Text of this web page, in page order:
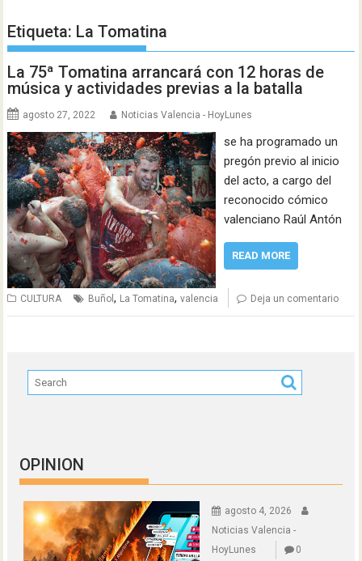
Etiqueta: La Tomatina
La 75ª Tomatina arrancará con 12 horas de
música y actividades previas a la batalla
agosto 27, 2022 Noticias Valencia - HoyLunes
se ha programado un
pregón previo al inicio
del acto, a cargo del
reconocido cómico
valenciano Raúl Antón
READ MORE
CULTURA Buñol, La Tomatina,valencia Deja un comentario
OPINION
agosto 4, 2026
Noticias Valencia -
HoyLunes
0